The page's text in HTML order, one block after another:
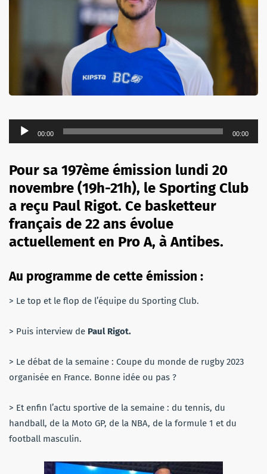
Lecteur
audio
00:00 00:00
Pour sa 197ème émission lundi 20
novembre (19h-21h), le Sporting Club
a reçu Paul Rigot. Ce basketteur
français de 22 ans évolue
actuellement en Pro A, à Antibes.
Au programme de cette émission :
> Le top et le flop de l’équipe du Sporting Club.
> Puis interview de Paul Rigot.
> Le débat de la semaine : Coupe du monde de rugby 2023
organisée en France. Bonne idée ou pas ?
> Et enfin l’actu sportive de la semaine : du tennis, du
handball, de la Moto GP, de la NBA, de la formule 1 et du
football masculin.